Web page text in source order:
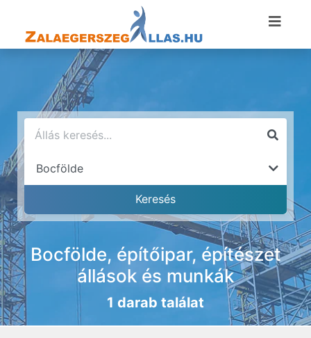
Bocfölde, építőipar, építészet
állások és munkák
1 darab találat